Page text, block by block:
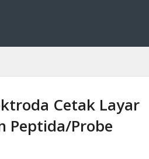
Cetak Layar
Peptida/Probe